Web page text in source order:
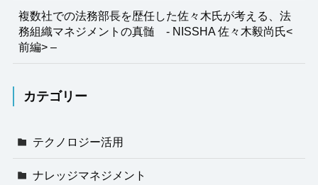
複数社での法務部長を歴任した佐々木氏が考える、法
務組織マネジメントの真髄 - NISSHA 佐々木毅尚氏<
前編> –
カテゴリー
テクノロジー活用
ナレッジマネジメント